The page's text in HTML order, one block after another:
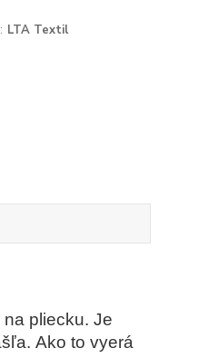
LTA Textil
pliecku. Je
Ako to vyerá